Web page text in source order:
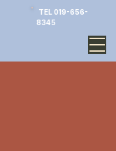
TEL 019-656-
8345